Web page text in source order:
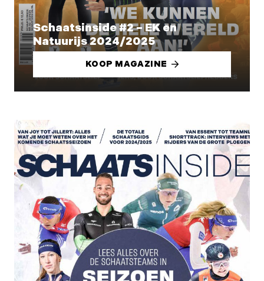
Schaatsinside #2 – EK en
Natuurijs 2024/2025
KOOP MAGAZINE